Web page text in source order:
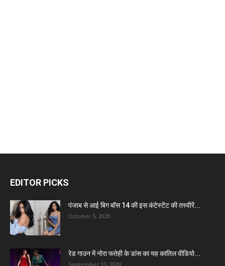
EDITOR PICKS
पंजाब से आई बिग बॉस 14 की इस कंटेस्टेंट की तस्वीरें...
October 5, 2020
रेड गाउन में नोरा फतेही के डांस का यह कातिल वीडियो...
September 15, 2020